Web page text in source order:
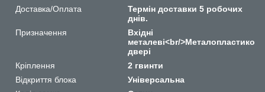
Доставка/Оплата
Термін доставки 5 робочих
днів.
Призначення
Вхідні
металеві<br/
двері
Кріплення
2 гвинти
Відкриття блока
Універсальна